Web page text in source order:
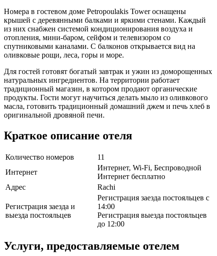
Номера в гостевом доме Petropoulakis Tower оснащены
крышей с деревянными балками и яркими стенами. Каждый
из них снабжен системой кондиционирования воздуха и
отопления, мини-баром, сейфом и телевизором со
спутниковыми каналами. С балконов открывается вид на
оливковые рощи, леса, горы и море.
Для гостей готовят богатый завтрак и ужин из доморощенных
натуральных ингредиентов. На территории работает
традиционный магазин, в котором продают органические
продукты. Гости могут научиться делать мыло из оливкового
масла, готовить традиционный домашний джем и печь хлеб в
оригинальной дровяной печи.
Краткое описание отеля
Количество номеров
11
Интернет
Интернет, Wi-Fi, Беспроводной
Интернет бесплатно
Адрес
Rachi
Регистрация заезда и
выезда постояльцев
Регистрация заезда постояльцев с
14:00
Регистрация выезда постояльцев
до 12:00
Услуги, предоставляемые отелем